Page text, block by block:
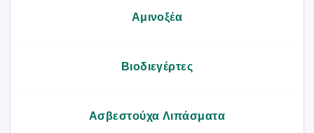
Αμινοξέα
Βιοδιεγέρτες
Ασβεστούχα Λιπάσματα